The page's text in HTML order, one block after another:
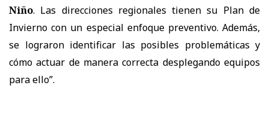
Niño. Las direcciones regionales tienen su Plan de
Invierno con un especial enfoque preventivo. Además,
se lograron identificar las posibles problemáticas y
cómo actuar de manera correcta desplegando equipos
para ello”.